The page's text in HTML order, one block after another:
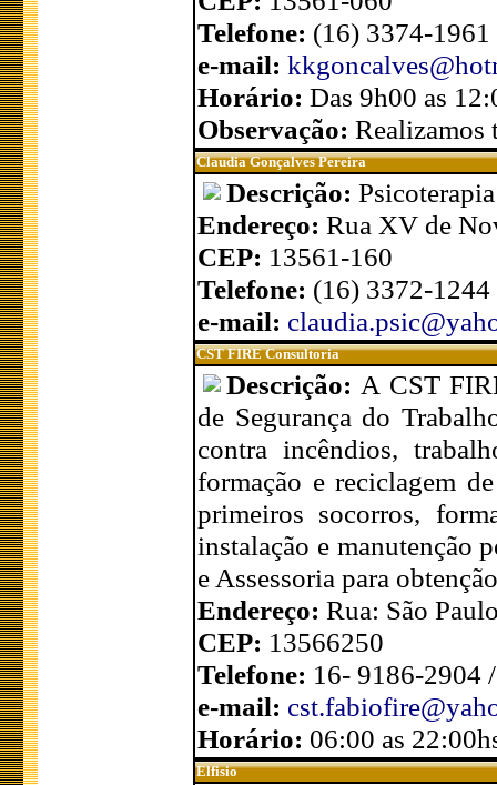
Telefone: (16) 3374-1961
e-mail:
Horário: Das 9h00 as
Observação: Realizamos
Claudia Gonçalves Pereira
Descrição:
Endereço: Rua XV de
CEP: 13561-160
Telefone: (16) 3372-
e-mail:
CST FIRE Consultoria
Descrição: A CST
de Segurança do
contra incêndios,
formação e reciclagem
primeiros socorros,
instalação e manutenção
e Assessoria para
Endereço: Rua: São
CEP: 13566250
Telefone: 16- 9186-2904
e-mail:
Horário: 06:00 as
Elfisio